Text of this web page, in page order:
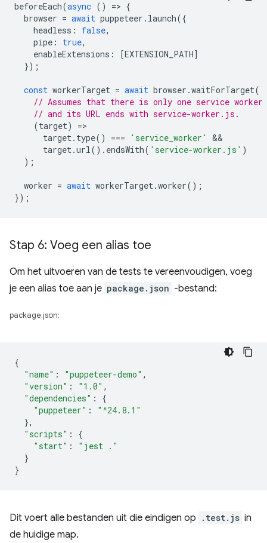
beforeEach(async () => {
browser = await puppeteer . launch({
headless : false,
pipe : true,
enableExtensions : [EXTENSION_PATH]
});
const workerTarget = await browser .waitForTarget(
// Assumes that there is only one service worker
// and its URL ends with service-worker.js.
(target) =
target. type() === 'service_worker'
target.url(). endsWith( 'service-worker.js' )
);
worker = await workerTarget.worker();
});
Stap 6: Voeg een alias toe
Om het uitvoeren van de tests te vereenvoudigen, voeg
je een alias toe aan je package.json -bestand:
package.json:
{
"name" : "puppeteer-demo" ,
"version" : "1.0" ,
"dependencies" :
{
"puppeteer" :
"^24.8.1"
},
"scripts" :
{
"start" :
"jest ."
}
}
Dit voert alle bestanden uit die eindigen op .test.js in
de huidige map.